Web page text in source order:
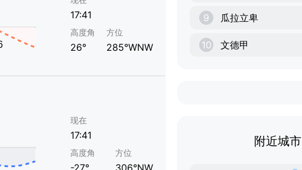
17:41
高度角
26°
方位
285°WNW
现在
17:41
高度角
-27°
方位
306°NW
9 瓜拉立卑
10 文德甲
附近城市